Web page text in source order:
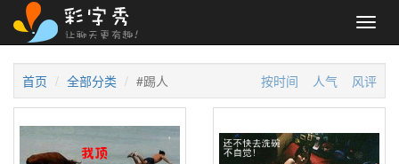
首页 全部分类 #踢人 按时间 人气 风评